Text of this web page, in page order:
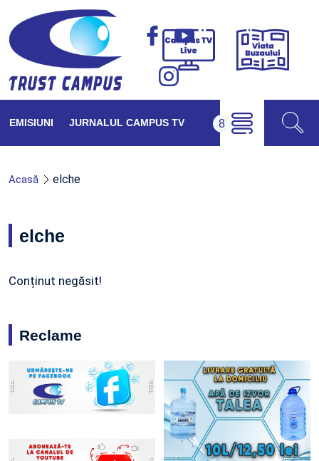
Campus
Viața
EMISIUNI JURNALUL CAMPUS TV
Acasă elche
elche
Conținut negăsit!
Reclame